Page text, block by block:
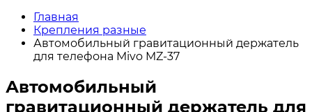
Главная
Крепления разные
Автомобильный гравитационный держатель
для телефона Mivo MZ-37
Автомобильный
гравитационный держатель для